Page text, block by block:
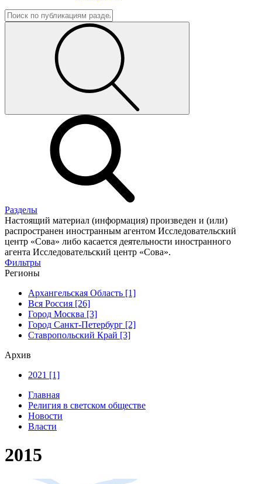
Разделы
Настоящий материал (информация) произведен и (или)
распространен иностранным агентом Исследовательский
центр «Сова» либо касается деятельности иностранного
агента Исследовательский центр «Сова».
Фильтры
Регионы
Архангельская Область [1]
Вся Россия [26]
Город Москва [3]
Город Санкт-Петербург [2]
Ставропольский Край [3]
Архив
2021 [1]
Главная
Религия в светском обществе
Новости
Власти
2015